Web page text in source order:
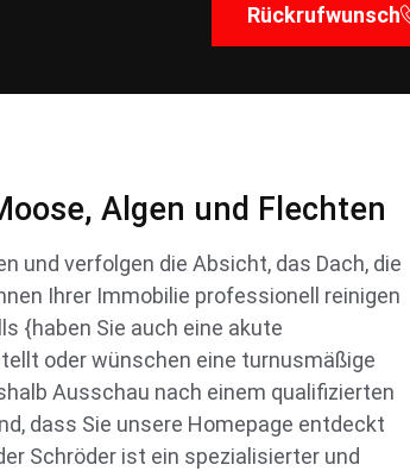
Rückrufwunsch
Algen und Flechten
und verfolgen die Absicht, das Dach, die
Ihrer Immobilie professionell reinigen
{haben Sie auch eine akute
oder wünschen eine turnusmäßige
Ausschau nach einem qualifizierten
dass Sie unsere Homepage entdeckt
Schröder ist ein spezialisierter und